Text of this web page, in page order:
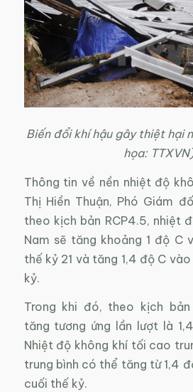
Biến đổi khí hậu gây thiệt hại
họa:
Thông tin về nền nhiệt độ
Thị Hiền Thuận, Phó Giám
theo kịch bản RCP4.5, nhiệt
Nam sẽ tăng khoảng 1 độ C
thế kỷ 21 và tăng 1,4 độ C
kỷ.
Trong khi đó, theo kịch bản
tăng tương ứng lần lượt là
Nhiệt độ không khí tối cao
trung bình có thể tăng từ 1,4
cuối thế kỷ.